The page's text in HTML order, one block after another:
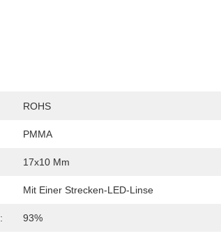
ROHS
PMMA
17x10 Mm
Mit Einer Strecken-LED-Linse
93%